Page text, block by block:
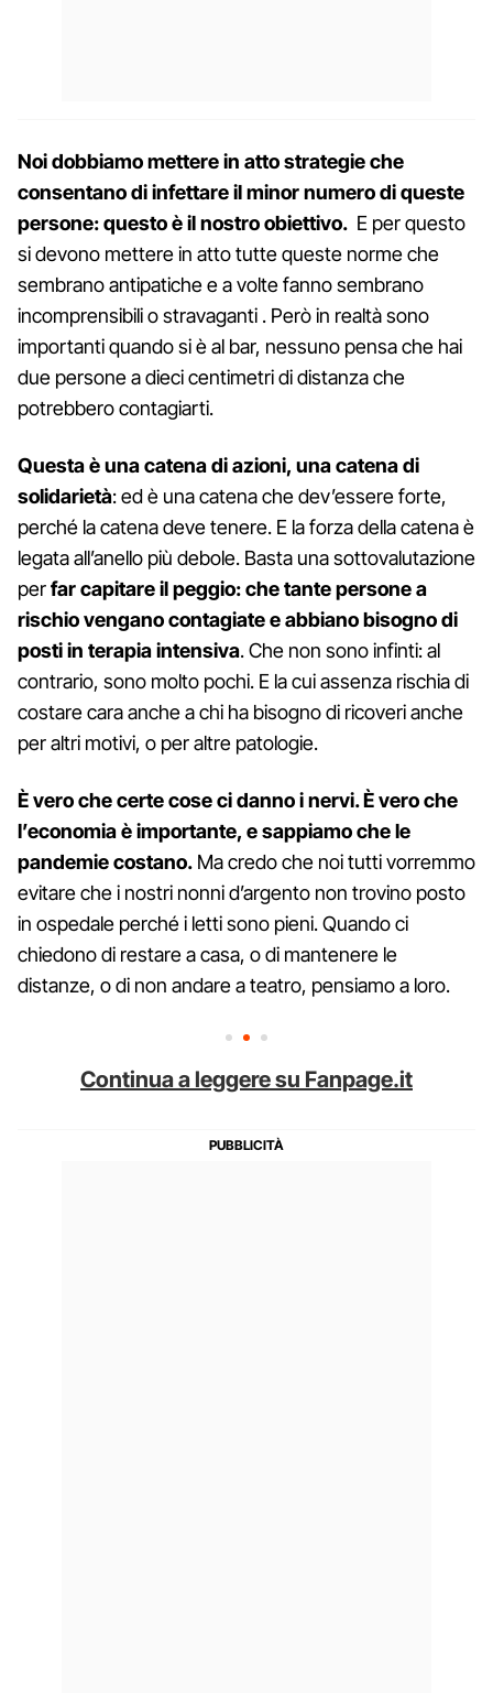
Noi dobbiamo mettere in atto strategie che
consentano di infettare il minor numero di queste
persone: questo è il nostro obiettivo. E per questo
si devono mettere in atto tutte queste norme che
sembrano antipatiche e a volte fanno sembrano
incomprensibili o stravaganti . Però in realtà sono
importanti quando si è al bar, nessuno pensa che hai
due persone a dieci centimetri di distanza che
potrebbero contagiarti.
Questa è una catena di azioni, una catena di
solidarietà: ed è una catena che dev’essere forte,
perché la catena deve tenere. E la forza della catena è
legata all’anello più debole. Basta una sottovalutazione
perfar capitare il peggio: che tante persone a
rischio vengano contagiate e abbiano bisogno di
posti in terapia intensiva. Che non sono infinti: al
contrario, sono molto pochi. E la cui assenza rischia di
costare cara anche a chi ha bisogno di ricoveri anche
per altri motivi, o per altre patologie.
È vero che certe cose ci danno i nervi. È vero che
l’economia è importante, e sappiamo che le
pandemie costano. Ma credo che noi tutti vorremmo
evitare che i nostri nonni d’argento non trovino posto
in ospedale perché i letti sono pieni. Quando ci
chiedono di restare a casa, o di mantenere le
distanze, o di non andare a teatro, pensiamo a loro.
Continua a leggere su Fanpage.it